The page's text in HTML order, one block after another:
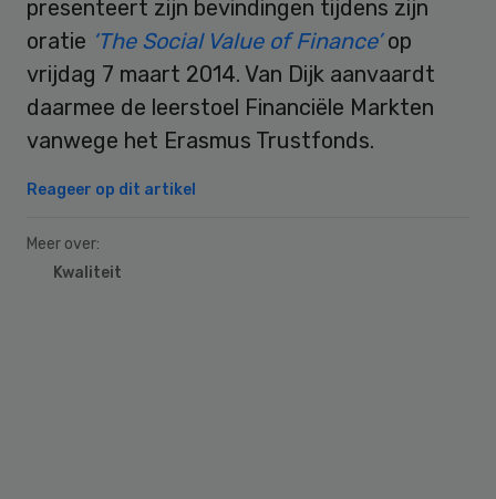
presenteert zijn bevindingen tijdens zijn
oratie ‘The Social Value of Finance’op
vrijdag 7 maart 2014. Van Dijk aanvaardt
daarmee de leerstoel Financiële Markten
vanwege het Erasmus Trustfonds.
Reageer op dit artikel
Meer over:
Kwaliteit